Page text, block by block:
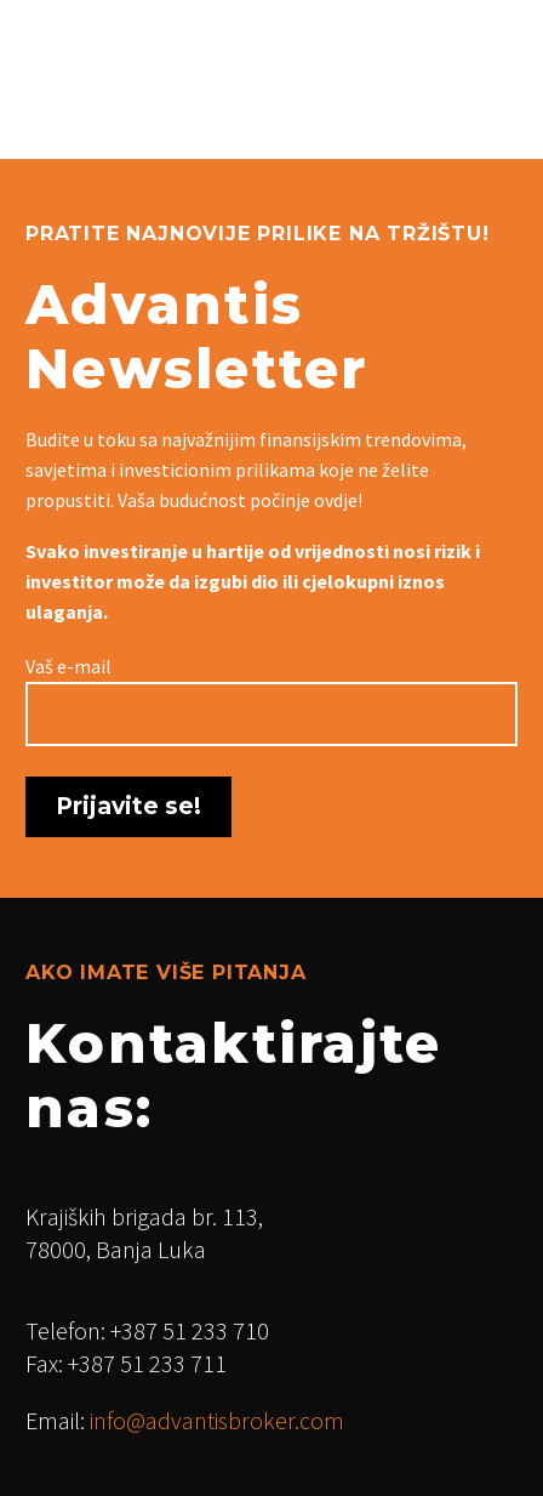
PRATITE NAJNOVIJE PRILIKE NA TRŽIŠTU!
Advantis
Newsletter
Budite u toku sa najvažnijim finansijskim trendovima,
savjetima i investicionim prilikama koje ne želite
propustiti. Vaša budućnost počinje ovdje!
Svako investiranje u hartije od vrijednosti nosi rizik i
investitor može da izgubi dio ili cjelokupni iznos
ulaganja.
Vaš e-mail
AKO IMATE VIŠE PITANJA
Kontaktirajte
nas:
Krajiških brigada br. 113,
78000, Banja Luka
Telefon: +387 51 233 710
Fax: +387 51 233 711
Email: info@advantisbroker.com